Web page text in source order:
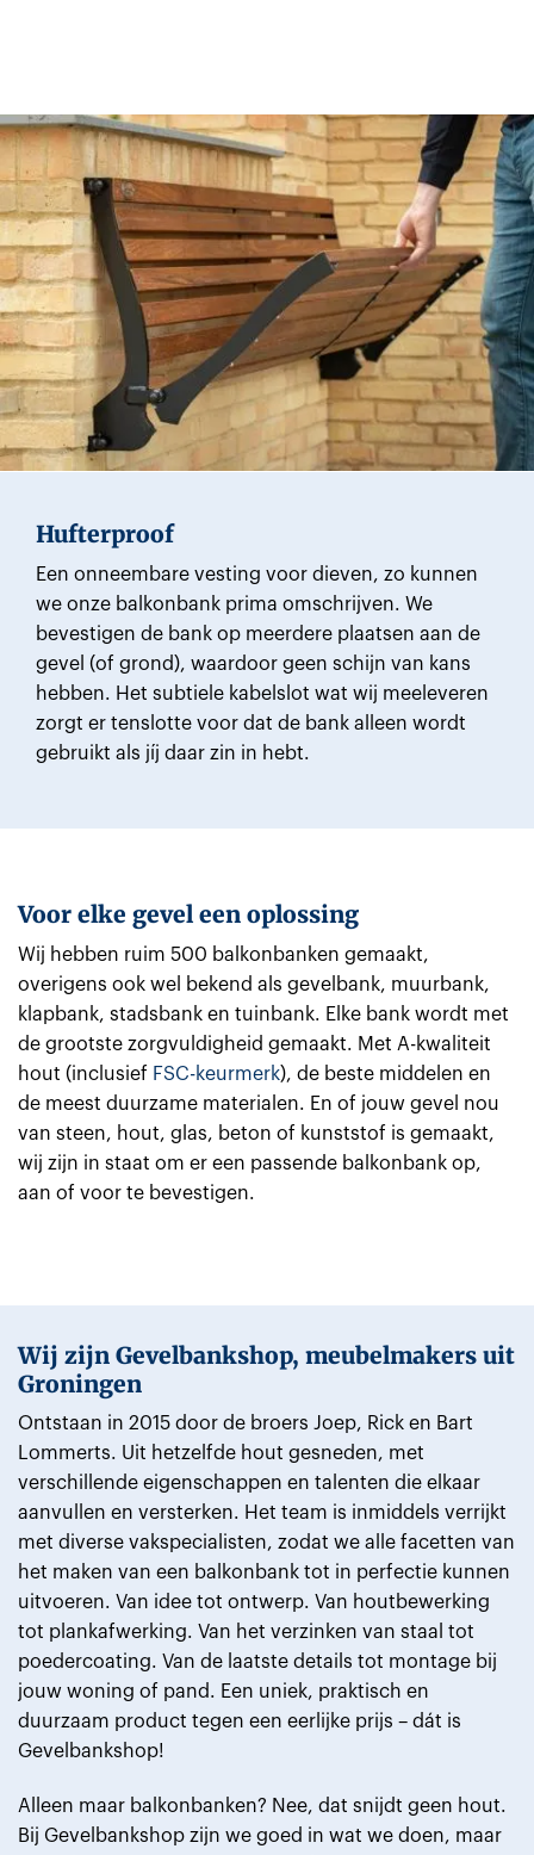
Hufterproof
Een onneembare vesting voor dieven, zo kunnen
we onze balkonbank prima omschrijven. We
bevestigen de bank op meerdere plaatsen aan de
gevel (of grond), waardoor geen schijn van kans
hebben. Het subtiele kabelslot wat wij meeleveren
zorgt er tenslotte voor dat de bank alleen wordt
gebruikt als jíj daar zin in hebt.
Voor elke gevel een oplossing
Wij hebben ruim 500 balkonbanken gemaakt,
overigens ook wel bekend als gevelbank, muurbank,
klapbank, stadsbank en tuinbank. Elke bank wordt met
de grootste zorgvuldigheid gemaakt. Met A-kwaliteit
hout (inclusief FSC-keurmerk), de beste middelen en
de meest duurzame materialen. En of jouw gevel nou
van steen, hout, glas, beton of kunststof is gemaakt,
wij zijn in staat om er een passende balkonbank op,
aan of voor te bevestigen.
Wij zijn Gevelbankshop, meubelmakers uit
Groningen
Ontstaan in 2015 door de broers Joep, Rick en Bart
Lommerts. Uit hetzelfde hout gesneden, met
verschillende eigenschappen en talenten die elkaar
aanvullen en versterken. Het team is inmiddels verrijkt
met diverse vakspecialisten, zodat we alle facetten van
het maken van een balkonbank tot in perfectie kunnen
uitvoeren. Van idee tot ontwerp. Van houtbewerking
tot plankafwerking. Van het verzinken van staal tot
poedercoating. Van de laatste details tot montage bij
jouw woning of pand. Een uniek, praktisch en
duurzaam product tegen een eerlijke prijs – dát is
Gevelbankshop!
Alleen maar balkonbanken? Nee, dat snijdt geen hout.
Bij Gevelbankshop zijn we goed in wat we doen, maar